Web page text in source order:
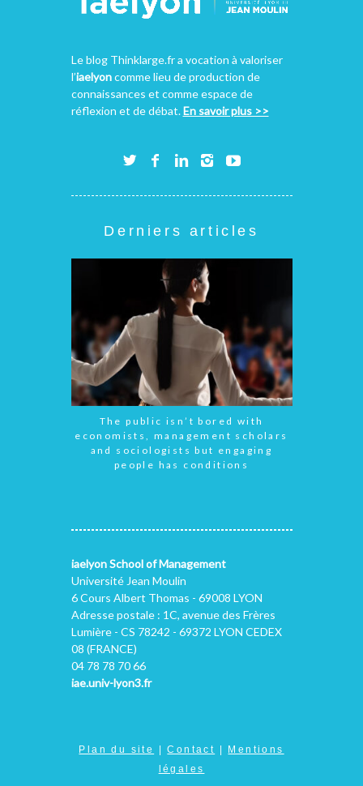
Le blog Thinklarge.fr a vocation à valoriser
l’iaelyoncomme lieu de production de
connaissances et comme espace de
réflexion et de débat.En savoir plus >>
Derniers articles
The public isn’t bored with
economists, management scholars
and sociologists but engaging
people has conditions
iaelyon School of Management
Université Jean Moulin
6 Cours Albert Thomas - 69008 LYON
Adresse postale : 1C, avenue des Frères
Lumière - CS 78242 - 69372 LYON CEDEX
08 (FRANCE)
04 78 78 70 66
iae.univ-lyon3.fr
Plan du site |Contact | Mentions
légales